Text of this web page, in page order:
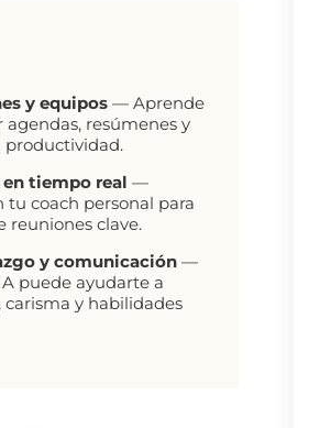
y equipos — Aprende
agendas, resúmenes y
productividad.
en tiempo real —
tu coach personal para
reuniones clave.
y comunicación —
puede ayudarte a
y habilidades